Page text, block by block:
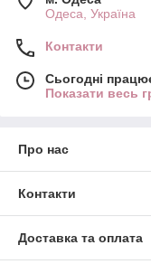
Одеса, Україна
Контакти
Сьогодні
Показати весь
Про нас
Контакти
Доставка та оплата